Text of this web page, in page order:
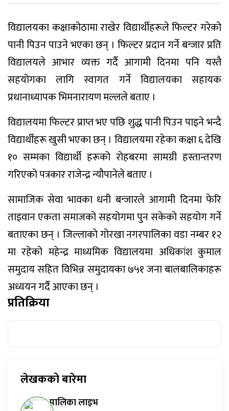
विद्यालयका कक्षाकोठामा राखेर विद्यार्थीहरूले फिल्टर गरेको
पानी पिउन पाउने भएका छन् । फिल्टर प्रदान गर्ने बन्जार प्रति
विद्यालयले आभार व्यक्त गर्दै आगामी दिनमा पनि यस्तै
सहयोगका लागि स्वागत गर्ने विद्यालयका सहायक
प्रधानाध्यापक भिमनारायण मल्लले बताए ।
विद्यालयमा फिल्टर प्राप्त भए पछि शुद्ध पानी पिउन पाइने भन्दै
विद्यार्थीहरू खुसी भएका छन् । विद्यालयमा रहेका कक्षा ६ देखि
१० सम्मका विद्यार्थी हरूको रोहबरमा सामग्री हस्तान्तरण
गरिएको पत्रकार राजेन्द्र न्यौपानेले बताए ।
सामाजिक सेवा भावका धनी बन्जारले आगामी दिनमा फेरि
ताइवान एकता समाजको सहयोगमा पुन सकेको सहयोग गर्ने
बताएका छन् । जिल्लाको गोरखा नगरपालिका वडा नम्बर १२
मा रहेको महेन्द्र माध्यमिक विद्यालयमा अधिकांश कुमाल
समुदाय सहित विभिन्न समुदायका ७५१ जना बालबालिकाहरू
अध्ययन गर्दै आएका छन् ।
प्रतिक्रिया
लेखकको बारेमा
पालिका लाइभ